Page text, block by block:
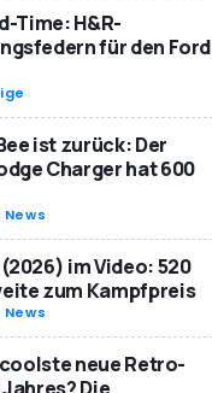
Time: H&R-
für den Ford
ist zurück: Der
Charger hat 600
im Video: 520
zum Kampfpreis
neue Retro-